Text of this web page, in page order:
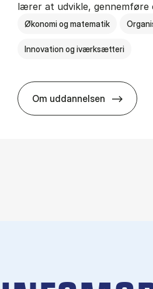
lærer at udvikle, gennemføre
Økonomi og matematik
Innovation og iværksætteri
Om uddannelsen
HA i pro­jekt­le­del­se